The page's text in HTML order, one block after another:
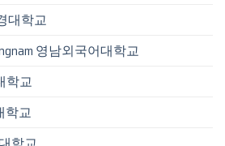
대학교
영남외국어대학교
학교
학교